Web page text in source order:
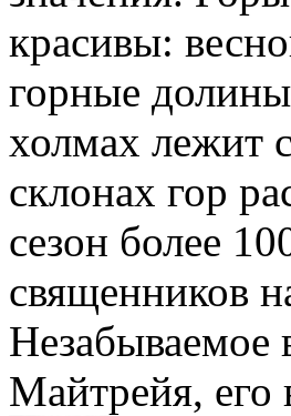
красивы:
горные
холмах лежит
склонах гор
сезон более
священников
Незабываемое
Майтрейя, его